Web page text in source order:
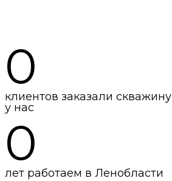
0
клиентов заказали скважину
у нас
0
лет работаем в Ленобласти